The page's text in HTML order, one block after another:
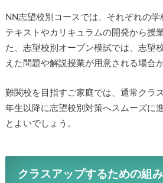
NN志望校別コースでは、それぞれの学
テキストやカリキュラムの開発から授
た、志望校別オープン模試では、志望
えた問題や解説授業が用意される場合
難関校を目指すご家庭では、通常クラ
年生以降に志望校別対策へスムーズに
とよいでしょう。
クラスアップするための組